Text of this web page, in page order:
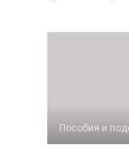
Пособия и